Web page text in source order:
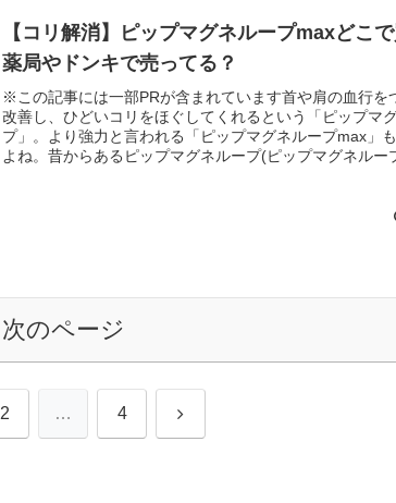
【コリ解消】ピップマグネループmaxどこ
薬局やドンキで売ってる？
※この記事には一部PRが含まれています首や肩の血行を
改善し、ひどいコリをほぐしてくれるという「ピップマ
プ」。より強力と言われる「ピップマグネループmax」
よね。昔からあるピップマグネループ(ピップマグネルー
次のページ
2 … 4 次